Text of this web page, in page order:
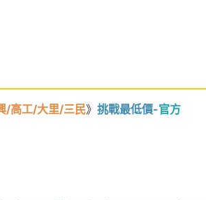
/高工/大里/三民》 挑戰最低價-官方